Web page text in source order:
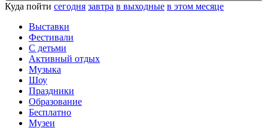
Куда пойти сегодня завтра в выходные в этом месяце
Выставки
Фестивали
С детьми
Активный отдых
Музыка
Шоу
Праздники
Образование
Бесплатно
Музеи